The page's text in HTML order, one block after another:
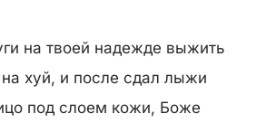
на твоей надежде выжить
хуй, и после сдал лыжи
под слоем кожи, Боже